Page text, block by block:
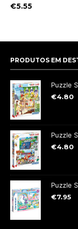
€5.55
PRODUTOS EM
Puzzle
€4.80
Puzzle
€4.80
Puzzle
€7.95